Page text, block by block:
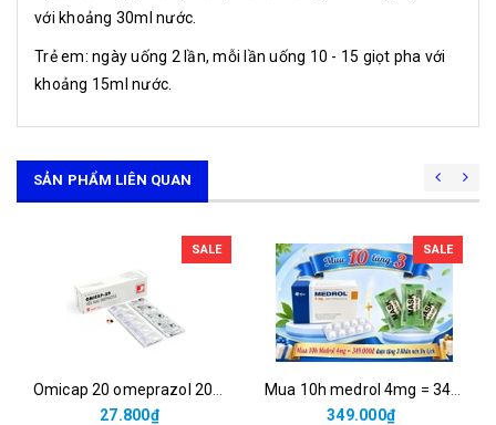
với khoảng 30ml nước.
Trẻ em: ngày uống 2 lần, mỗi lần uống 10 - 15 giọt pha với
khoảng 15ml nước.
SẢN PHẨM LIÊN QUAN
SALE
27.800₫
SALE
349.000₫